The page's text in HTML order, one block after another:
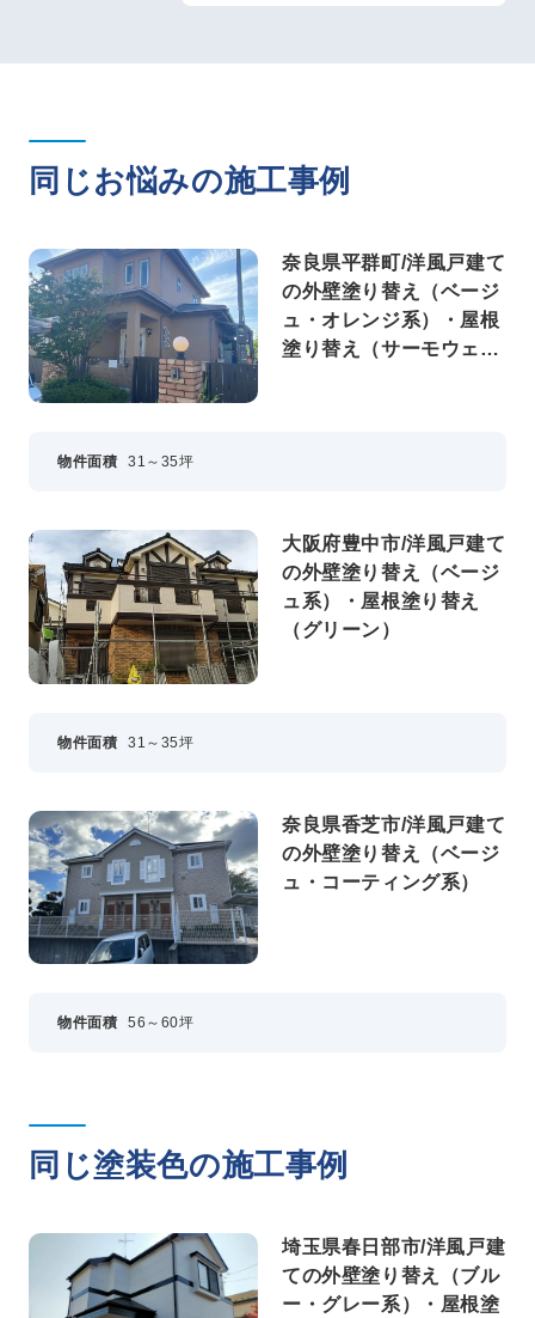
同じお悩みの施工事例
奈良県平群町/洋風戸建て
の外壁塗り替え（ベージ
ュ・オレンジ系）・屋根
塗り替え（サーモウェザ
物件面積 31～35坪
大阪府豊中市/洋風戸建て
の外壁塗り替え（ベージ
ュ系）・屋根塗り替え
（グリーン）
物件面積 31～35坪
奈良県香芝市/洋風戸建て
の外壁塗り替え（ベージ
ュ・コーティング系）
物件面積 56～60坪
同じ塗装色の施工事例
埼玉県春日部市/洋風戸建
ての外壁塗り替え（ブル
ー・グレー系）・屋根塗